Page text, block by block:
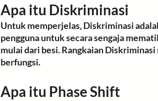
Apa itu Diskriminasi
Untuk memperjelas, Diskriminasi
pengguna untuk secara sengaja
mulai dari besi. Rangkaian
berfungsi.